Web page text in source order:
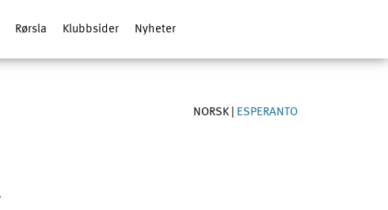
Rørsla Klubbsider Nyheter
NORSK| ESPERANTO